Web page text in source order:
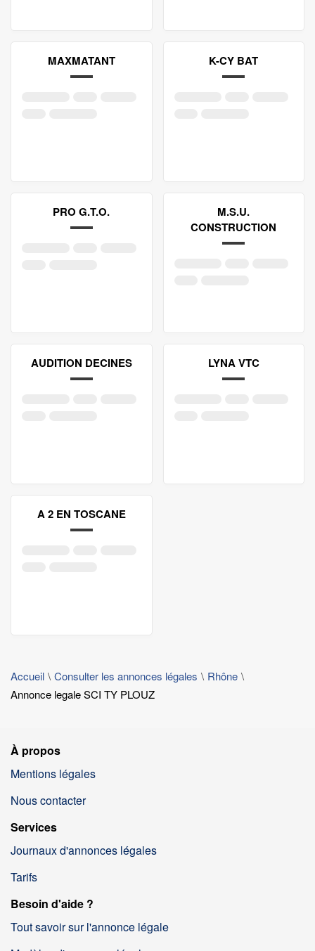
MAXMATANT K-CY BAT
PRO G.T.O.
M.S.U.
CONSTRUCTION
AUDITION DECINES LYNA VTC
A 2 EN TOSCANE
Accueil Consulter les annonces légales
Rhône
Annonce legale SCI TY PLOUZ
À propos
Mentions légales
Nous contacter
Services
Journaux d'annonces légales
Tarifs
Besoin d'aide ?
Tout savoir sur l'annonce légale